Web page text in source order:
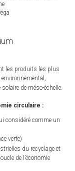
les produits les plus
de méso-échelle.
circulaire :
considéré comme un
verte)
du recyclage et
de l’économie